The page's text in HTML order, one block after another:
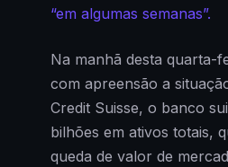
“em algumas semanas”.
Na manhã desta quarta-
com apreensão a
Credit Suisse, o banco
bilhões em ativos totais,
queda de valor de